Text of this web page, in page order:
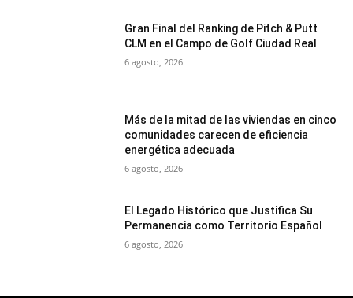
Gran Final del Ranking de Pitch & Putt
CLM en el Campo de Golf Ciudad Real
6 agosto, 2026
Más de la mitad de las viviendas en cinco
comunidades carecen de eficiencia
energética adecuada
6 agosto, 2026
El Legado Histórico que Justifica Su
Permanencia como Territorio Español
6 agosto, 2026